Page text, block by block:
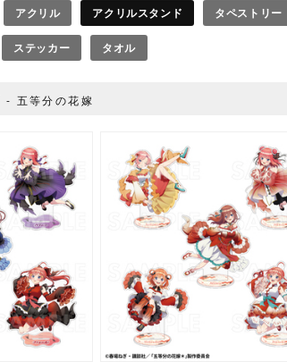
アクリル アクリルスタンド タペストリー
ステッカー タオル
五等分の花嫁